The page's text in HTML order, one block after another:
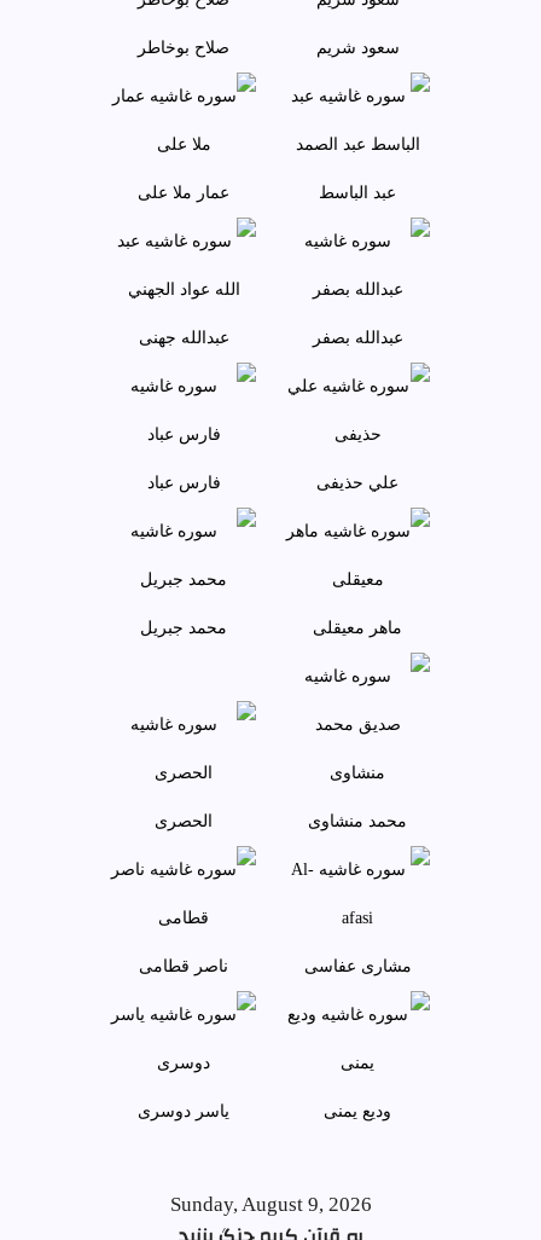
سعود شريم صلاح بوخاطر
عبد الباسط عمار ملا علی
عبدالله بصفر عبدالله جهنی
علي حذيفی فارس عباد
ماهر معيقلی محمد جبريل
محمد منشاوی الحصری
مشاری عفاسی ناصر قطامی
وديع يمنی ياسر دوسری
Sunday, August 9, 2026